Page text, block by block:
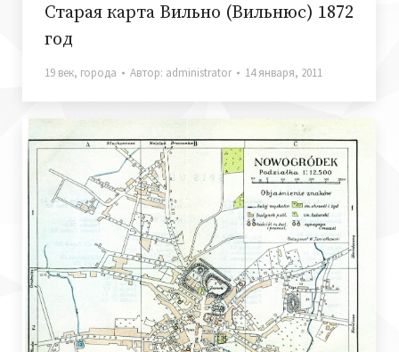
Старая карта Вильно (Вильнюс) 1872
год
19 век, города Автор: administrator 14 января, 2011